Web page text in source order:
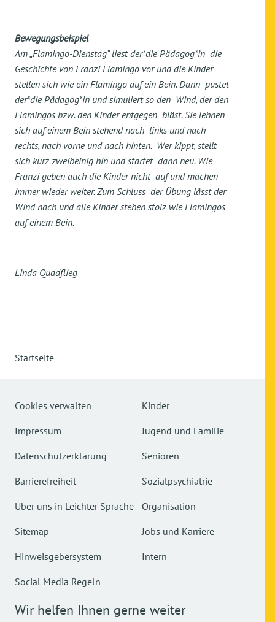
Bewegungsbeispiel
Am „Flamingo-Dienstag“ liest der*die Pädagog*in die
Geschichte von Franzi Flamingo vor und die Kinder
stellen sich wie ein Flamingo auf ein Bein. Dann pustet
der*die Pädagog*in und simuliert so den Wind, der den
Flamingos bzw. den Kinder entgegen bläst. Sie lehnen
sich auf einem Bein stehend nach links und nach
rechts, nach vorne und nach hinten. Wer kippt, stellt
sich kurz zweibeinig hin und startet dann neu. Wie
Franzi geben auch die Kinder nicht auf und machen
immer wieder weiter. Zum Schluss der Übung lässt der
Wind nach und alle Kinder stehen stolz wie Flamingos
auf einem Bein.
Linda Quadflieg
Startseite
Cookies verwalten
Impressum
Datenschutzerklärung
Barrierefreiheit
Über uns in Leichter Sprache
Sitemap
Hinweisgebersystem
Social Media Regeln
Kinder
Jugend und Familie
Senioren
Sozialpsychiatrie
Organisation
Jobs und Karriere
Intern
Wir helfen Ihnen gerne weiter